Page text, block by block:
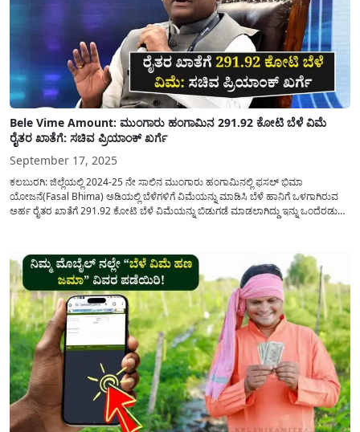
Bele Vime Amount: ಮುಂಗಾರು ಹಂಗಾಮಿನ 291.92 ಕೋಟಿ ಬೆಳೆ ವಿಮೆ
ರೈತರ ಖಾತೆಗೆ: ಸಚಿವ ಪ್ರಿಯಾಂಕ್ ಖರ್ಗೆ
September 17, 2025
ಕಲಬುರಗಿ: ಜಿಲ್ಲೆಯಲ್ಲಿ 2024-25 ನೇ ಸಾಲಿನ ಮುಂಗಾರು ಹಂಗಾಮಿನಲ್ಲಿ ಫಸಲ್ ಭಿಮಾ
ಯೋಜನೆ(Fasal Bhima) ಅಡಿಯಲ್ಲಿ ಬೆಳೆಗಳಿಗೆ ವಿಮೆಯನ್ನು ಮಾಡಿಸಿ ಬೆಳೆ ಹಾನಿಗೆ ಒಳಗಾಗಿರುವ
ಅರ್ಹ ರೈತರ ಖಾತೆಗೆ 291.92 ಕೋಟಿ ಬೆಳೆ ವಿಮೆಯನ್ನು ಬಿಡುಗಡೆ ಮಾಡಲಾಗಿದ್ದು ಇನ್ನು ಒಂದೆರಡು